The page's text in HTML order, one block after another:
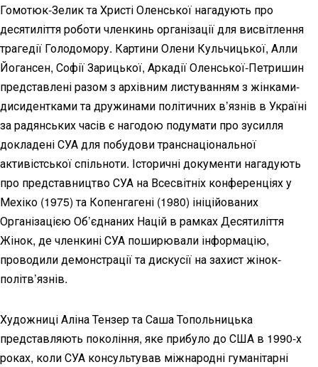
Гомотюк-Зелик та Христі Оленської нагадують про
десятиліття роботи членкинь організації для висвітлення
трагедії Голодомору. Картини Олени Кульчицької, Алли
Йогансен, Софії Зарицької, Аркадії Оленської-Петришин
представлені разом з архівним листуванням з жінками-
дисидентками та дружинами політичних в’язнів в Україні
за радянських часів є нагодою подумати про зусилля
докладені СУА для побудови транснаціональної
активістської спільноти. Історичні документи нагадують
про представництво СУА на Всесвітніх конференціях у
Мехіко (1975) та Копенгагені (1980) ініційованих
Організацією Об’єднаних Націй в рамках Десятиліття
Жінок, де членкині СУА поширювали інформацію,
проводили демонстрації та дискусії на захист жінок-
політв’язнів.
Художниці Аліна Тензер та Саша Топольницька
представляють покоління, яке прибуло до США в 1990-х
роках, коли СУА консультував міжнародні гуманітарні